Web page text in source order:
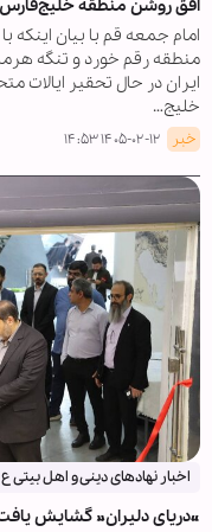
افق روشن منطقه
امام جمعه قم با بیان
منطقه رقم خورد و تنگه
ایران در حال تحقیر ایالات
خلیج…
خبر ۱۴۰۵-۰۲-۱۲ ۱۴:۵۳
اخبار نهادهای دینی و اهل بیتی ع
«دریای دلیران» گشایش